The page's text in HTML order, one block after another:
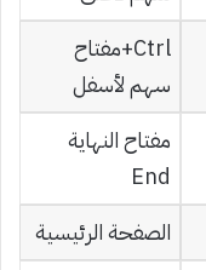
Ctrl+مفتاح
سهم لأسفل
مفتاح النهاية
End
الصفحة الرئيسية